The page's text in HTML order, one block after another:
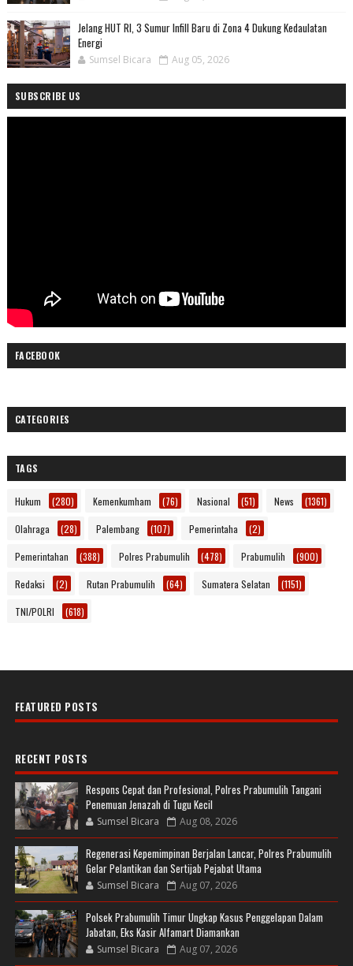
Jelang HUT RI, 3 Sumur Infill Baru di Zona 4 Dukung Kedaulatan
Energi
Sumsel Bicara Aug 05, 2026
SUBSCRIBE US
FACEBOOK
CATEGORIES
TAGS
Hukum (280) Kemenkumham (76) Nasional (51) News (1361)
Olahraga (28) Palembang (107) Pemerintaha (2)
Pemerintahan (388) Polres Prabumulih (478) Prabumulih (900)
Redaksi (2) Rutan Prabumulih (64) Sumatera Selatan (1151)
TNI/POLRI (618)
FEATURED POSTS
RECENT POSTS
Respons Cepat dan Profesional, Polres Prabumulih Tangani
Penemuan Jenazah di Tugu Kecil
Sumsel Bicara Aug 08, 2026
Regenerasi Kepemimpinan Berjalan Lancar, Polres Prabumulih
Gelar Pelantikan dan Sertijab Pejabat Utama
Sumsel Bicara Aug 07, 2026
Polsek Prabumulih Timur Ungkap Kasus Penggelapan Dalam
Jabatan, Eks Kasir Alfamart Diamankan
Sumsel Bicara Aug 07, 2026